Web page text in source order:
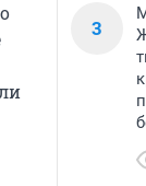
3